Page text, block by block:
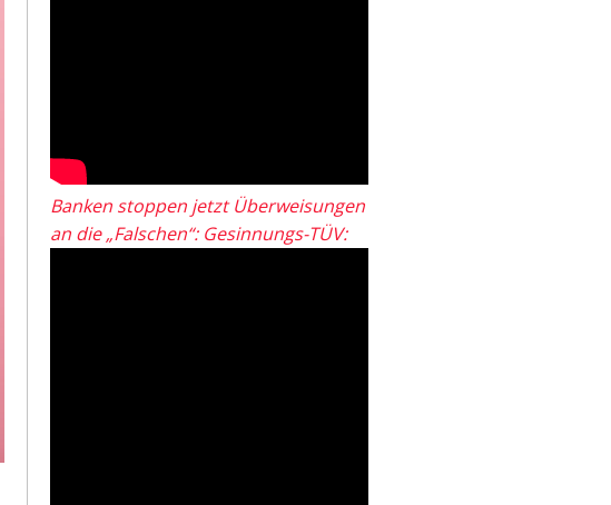
Banken stoppen jetzt Überweisungen
an die „Falschen“: Gesinnungs-TÜV: